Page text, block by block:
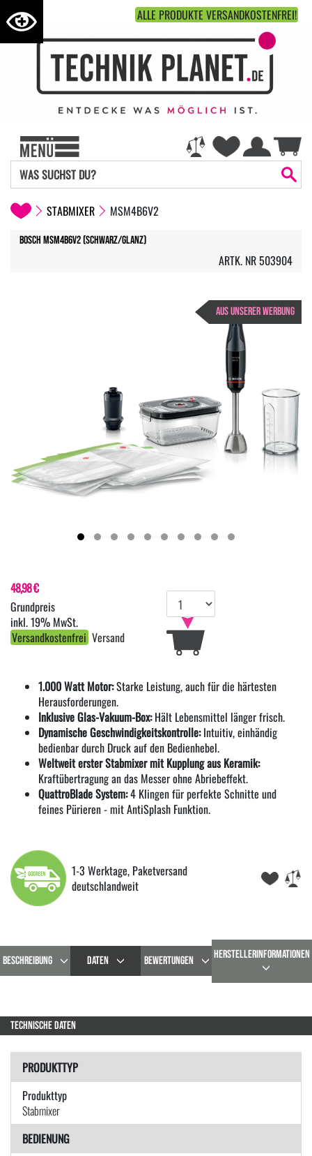
ALLE PRODUKTE VERSANDKOSTENFREI!
STABMIXER MSM4B6V2
Bosch MSM4B6V2 (schwarz/glanz)
ARTK. NR 503904
AUS UNSERER WERBUNG
1.000 Watt Motor:Starke Leistung, auch für die härtesten
Herausforderungen.
Inklusive Glas-Vakuum-Box:Hält Lebensmittel länger frisch.
Dynamische Geschwindigkeitskontrolle:Intuitiv, einhändig
bedienbar durch Druck auf den Bedienhebel.
Weltweit erster Stabmixer mit Kupplung aus Keramik:
Kraftübertragung an das Messer ohne Abriebeffekt.
QuattroBlade System:4 Klingen für perfekte Schnitte und
feines Pürieren - mit AntiSplash Funktion.
1-3 Werktage, Paketversand
deutschlandweit
48,98 €
inkl. 19% MwSt.
Versandkostenfrei Versand
BESCHREIBUNG DATEN BEWERTUNGEN HERSTELLERINFORMATIONEN
TECHNISCHE DATEN
PRODUKTTYP
Produkttyp
Stabmixer
BEDIENUNG